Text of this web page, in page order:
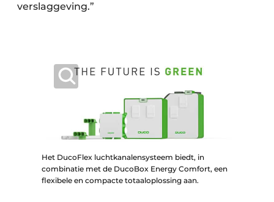
verslaggeving.”
Het DucoFlex luchtkanalensysteem biedt, in
combinatie met de DucoBox Energy Comfort, een
flexibele en compacte totaaloplossing aan.